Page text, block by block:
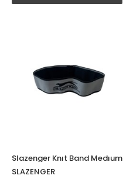
Slazenger Knıt Band Medıum
SLAZENGER